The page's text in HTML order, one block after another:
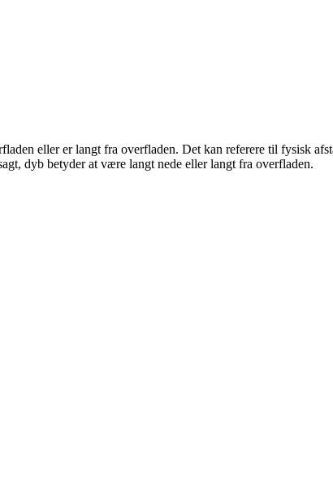
eller er langt fra overfladen. Det kan referere til fysisk
dyb betyder at være langt nede eller langt fra overfladen.